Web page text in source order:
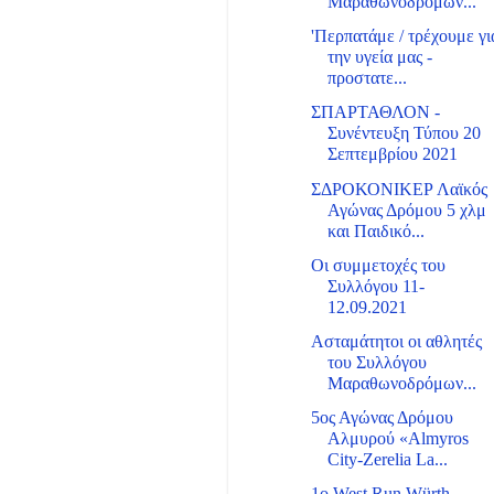
'Περπατάμε / τρέχουμε
την υγεία μας -
προστατε...
ΣΠΑΡΤΑΘΛΟΝ -
Συνέντευξη Τύπου 20
Σεπτεμβρίου 2021
ΣΔΡΟΚΟΝΙΚΕΡ Λαϊκός
Αγώνας Δρόμου 5 χλμ
και Παιδικό...
Οι συμμετοχές του
Συλλόγου 11-
12.09.2021
Ασταμάτητοι οι αθλητές
του Συλλόγου
Μαραθωνοδρόμων...
5ος Αγώνας Δρόμου
Αλμυρού «Almyros
City-Zerelia La...